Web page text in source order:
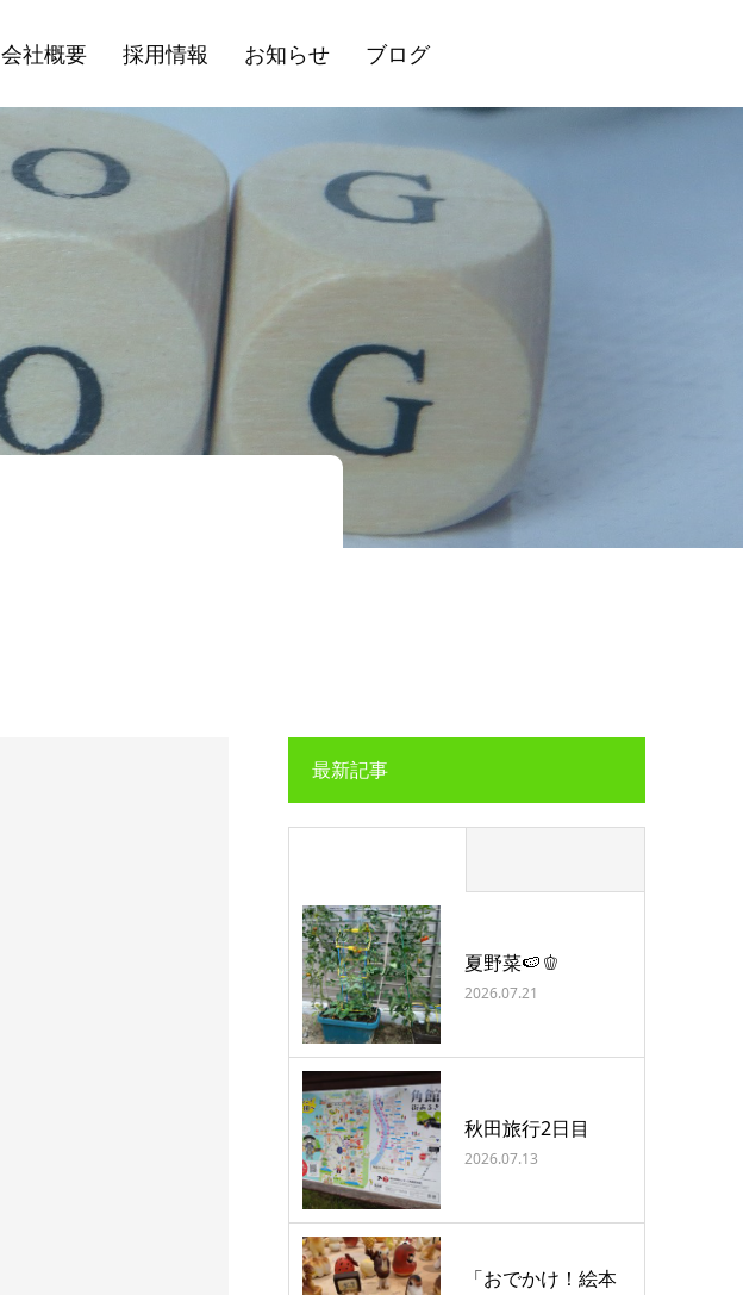
会社概要 採用情報 お知らせ ブログ
最新記事
夏野菜🍉🫑
2026.07.21
秋田旅行2日目
2026.07.13
「おでかけ！絵本